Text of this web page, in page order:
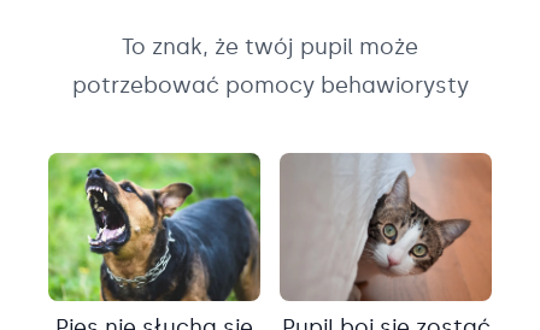
To znak, że twój pupil może
potrzebować pomocy behawiorysty